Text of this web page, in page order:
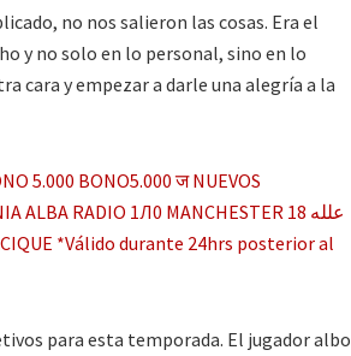
no nos salieron las cosas. Era el
y no solo en lo personal, sino en lo
cara y empezar a darle una alegría a la
para esta temporada. El jugador albo